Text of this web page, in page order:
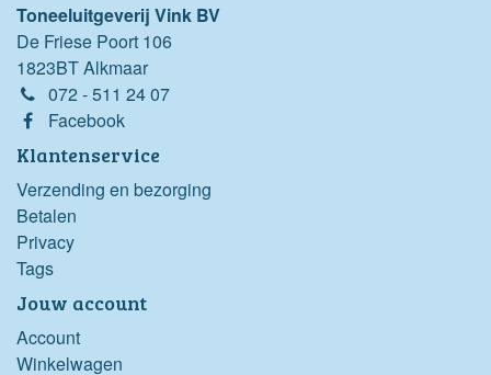
Toneeluitgeverij Vink BV
De Friese Poort 106
1823BT Alkmaar
072 - 511 24 07
Facebook
Klantenservice
Verzending en bezorging
Betalen
Privacy
Tags
Jouw account
Account
Winkelwagen